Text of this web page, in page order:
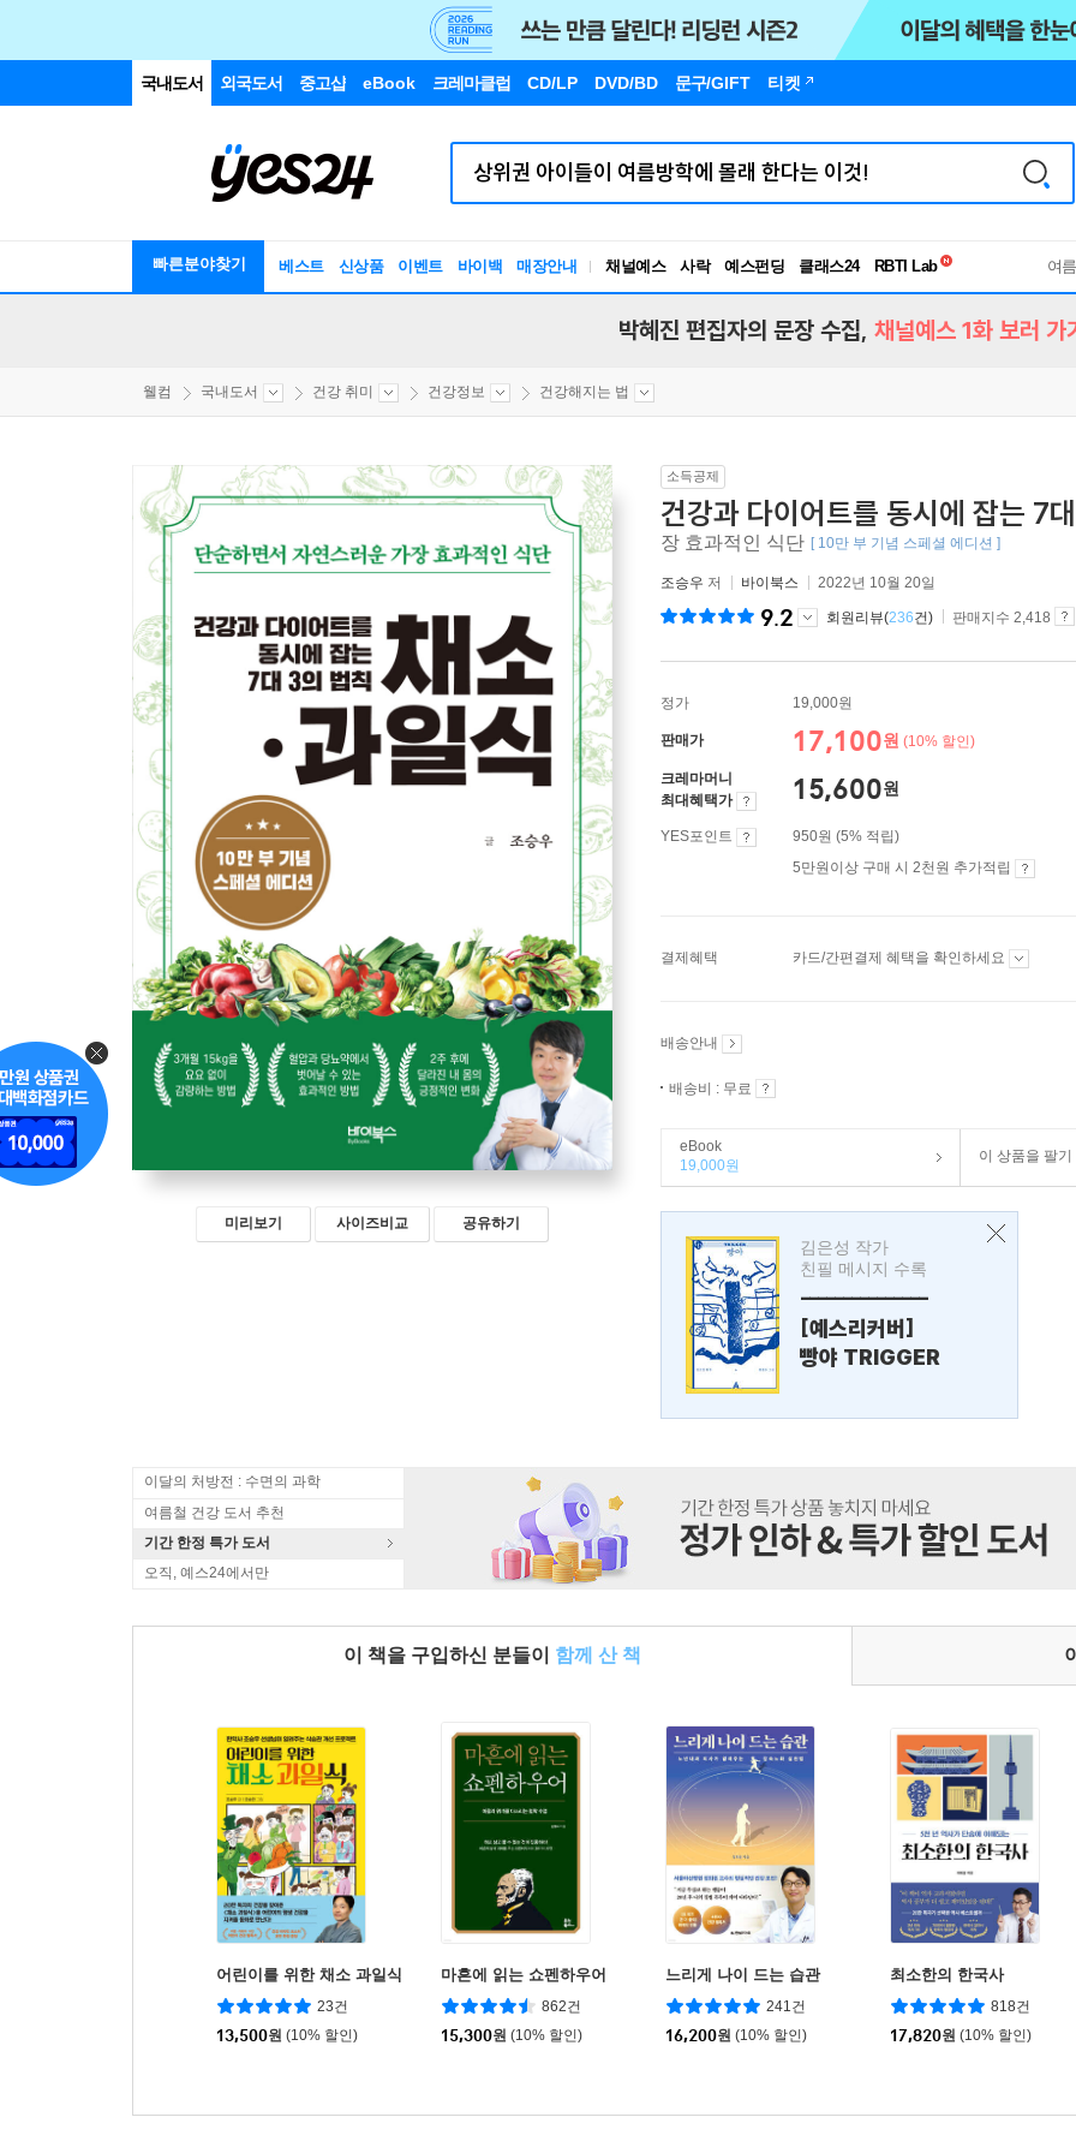
국내도서 외국도서 중고샵 eBook 크레마클럽 CD/LP DVD/BD 문구/GIFT 티켓
빠른분야찾기 베스트 신상품 이벤트 바이백 매장안내 채널예스 사락 예스펀딩 클래스24
독서유형검사
여
박혜진 편집자의 문장 수집, 채널예스 1화 보러 가
웰컴 국내도서 건강 취미 건강정보 건강해지는 법
미리보기 사이즈비교 공유하기
소득공제
건강과 다이어트를 동시에 잡는 7
장 효과적인 식단 [ 10만 부 기념 스페셜 에디션 ]
조승우 저 바이북스 2022년 10월 20일
9.2 회원리뷰(236건) 판매지수 2,418
정가 19,000원
판매가 17,100원 (10% 할인)
크레마머니
최대혜택가
15,600원
YES포인트
950원 (5% 적립)
5만원이상 구매 시 2천원 추가적립
결제혜택 카드/간편결제 혜택을 확인하세요
배송안내
배송비 : 무료
eBook
19,000원
이 상품을 팔기
김은성 작가
친필 메시지 수록
---------------
[예스리커버]
빵야 TRIGGER
이달의 처방전 : 수면의 과학
여름철 건강 도서 추천
기간 한정 특가 도서
오직, 예스24에서만
이 책을 구입하신 분들이 함께 산 책
어린이를 위한 채소 과일식
23건
13,500원 (10% 할인)
마흔에 읽는 쇼펜하우어
862건
15,300원 (10% 할인)
느리게 나이 드는 습관
241건
16,200원 (10% 할인)
최소한의 한국사
818건
17,820원 (10% 할인)